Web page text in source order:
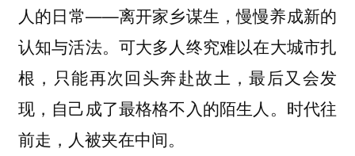
人的日常——离开家乡谋生，慢慢养成新的
认知与活法。可大多人终究难以在大城市扎
根，只能再次回头奔赴故土，最后又会发
现，自己成了最格格不入的陌生人。时代往
前走，人被夹在中间。